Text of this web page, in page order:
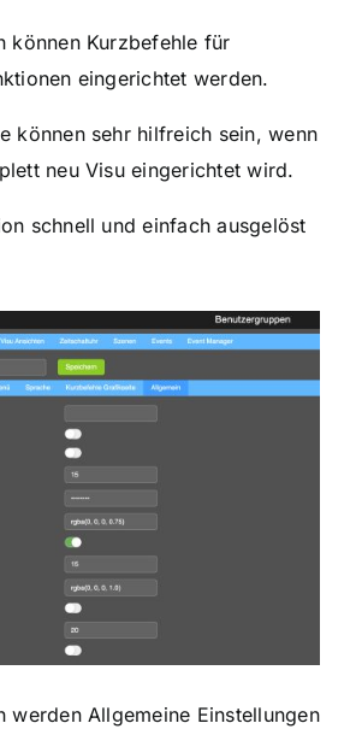
können Kurzbefehle für
eingerichtet werden.
können sehr hilfreich sein, wenn
neu Visu eingerichtet wird.
schnell und einfach ausgelöst
werden Allgemeine Einstellungen